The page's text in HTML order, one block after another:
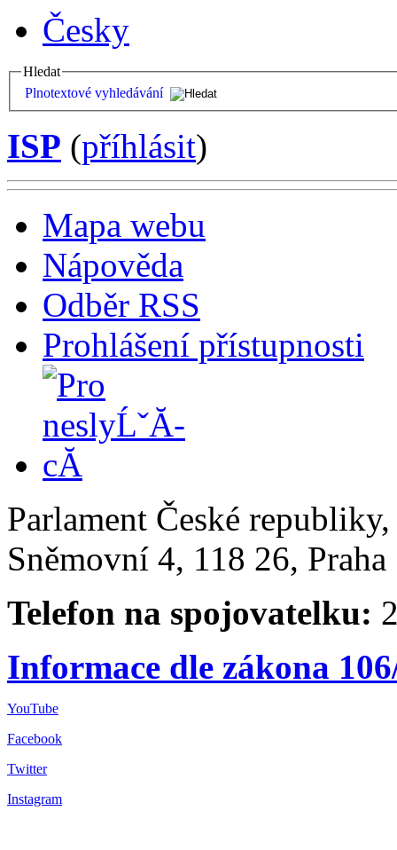
Česky
Hledat
Plnotextové vyhledávání
ISP (příhlásit)
Mapa webu
Nápověda
Odběr RSS
Prohlášení přístupnosti
Parlament České
Sněmovní 4, 118 26,
Telefon na spojovatelku:
Informace dle zákona
YouTube
Facebook
Twitter
Instagram